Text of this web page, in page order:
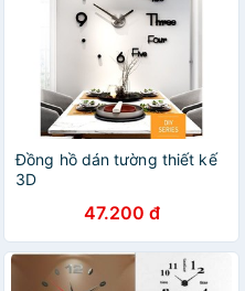
Đồng hồ dán tường thiết kế
3D
47.200 đ